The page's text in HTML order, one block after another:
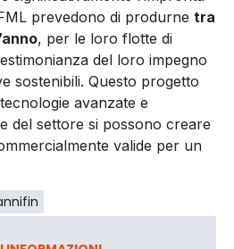
prevedono di produrne tra
, per le loro flotte di
del loro impegno
sostenibili. Questo progetto
avanzate e
del settore si possono creare
valide per un